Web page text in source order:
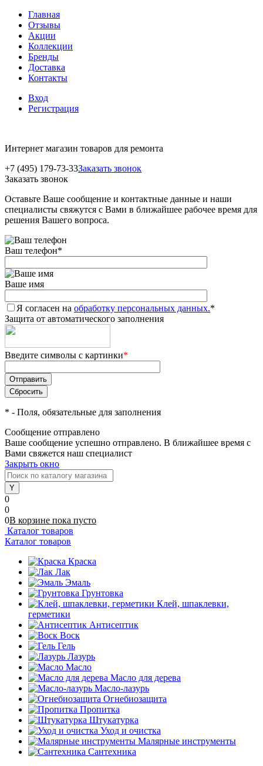
Главная
Отзывы
Акции
Коллекции
Бренды
Доставка
Контакты
Вход
Регистрация
Интернет магазин товаров для ремонта
+7 (495) 179-73-33Заказать звонок
Заказать звонок
Оставьте Ваше сообщение и контактные данные и наши
специалисты свяжутся с Вами в ближайшее рабочее время для
решения Вашего вопроса.
Ваш телефон*
Ваше имя
Я согласен на обработку персональных данных.*
Защита от автоматического заполнения
Введите символы с картинки*
* - Поля, обязательные для заполнения
Сообщение отправлено
Ваше сообщение успешно отправлено. В ближайшее время с
Вами свяжется наш специалист
Закрыть окно
0
0
0В корзине пока пусто
Каталог товаров
Каталог товаров
Краска
Лак
Эмаль
Грунтовка
Клей, шпаклевки,
герметики
Антисептик
Воск
Гель
Лазурь
Масло
Масло для дерева
Масло-лазурь
Огнебиозащита
Пропитка
Штукатурка
Уход и очистка
Малярные инструменты
Сантехника